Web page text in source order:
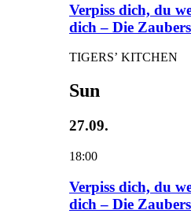
Verpiss dich, du
dich – Die
TIGERS’ KITCHEN
Sun
27.09.
18:00
Verpiss dich, du
dich – Die